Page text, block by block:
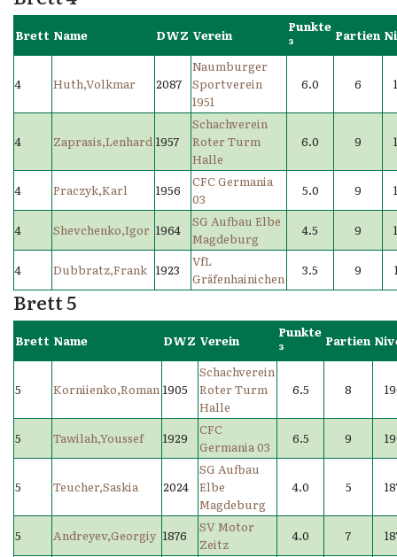
Brett Name DWZ Verein
Punkte
³
Partien
4 Huth,Volkmar 2087
Naumburger
Sportverein
1951
6.0 6
4 Zaprasis,Lenhard 1957
Schachverein
Roter Turm
Halle
6.0 9
4 Praczyk,Karl 1956
CFC Germania
03
5.0 9
4 Shevchenko,Igor 1964
SG Aufbau Elbe
Magdeburg
4.5 9
4 Dubbratz,Frank 1923
VfL
Gräfenhainichen
3.5 9
Brett 5
Brett Name DWZ Verein
Punkte
³
Partien
5 Korniienko,Roman 1905
Schachverein
Roter Turm
Halle
6.5 8
5 Tawilah,Youssef 1929
CFC
Germania 03
6.5 9
5 Teucher,Saskia 2024
SG Aufbau
Elbe
Magdeburg
4.0 5
5 Andreyev,Georgiy 1876
SV Motor
Zeitz
4.0 7